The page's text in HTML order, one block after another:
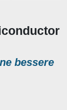
bessere